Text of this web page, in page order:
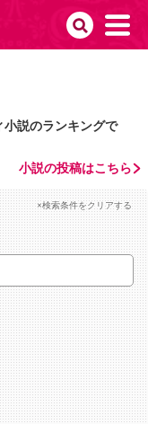
説のランキングで
小説の投稿はこちら
×検索条件をクリアする